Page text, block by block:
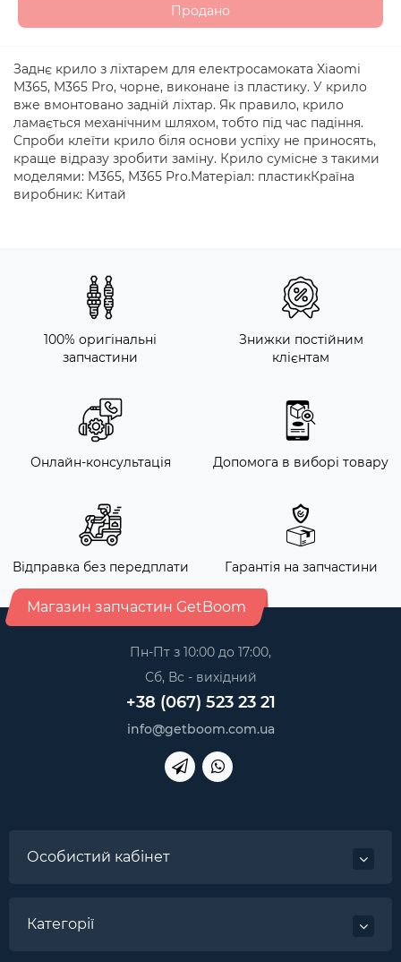
Продано
Заднє крило з ліхтарем для електросамоката Xiaomi
M365, M365 Pro, чорне, виконане із пластику. У крило
вже вмонтовано задній ліхтар. Як правило, крило
ламається механічним шляхом, тобто під час падіння.
Спроби клеїти крило біля основи успіху не приносять,
краще відразу зробити заміну. Крило сумісне з такими
моделями: M365, M365 Pro.Матеріал: пластикКраїна
виробник: Китай
100% оригінальні
запчастини
Знижки постійним
клієнтам
Онлайн-консультація Допомога в виборі товару
Відправка без передплати Гарантія на запчастини
Магазин запчастин GetBoom
Пн-Пт з 10:00 до 17:00,
Сб, Вс - вихідний
+38 (067) 523 23 21
info@getboom.com.ua
Особистий кабінет
Категорії